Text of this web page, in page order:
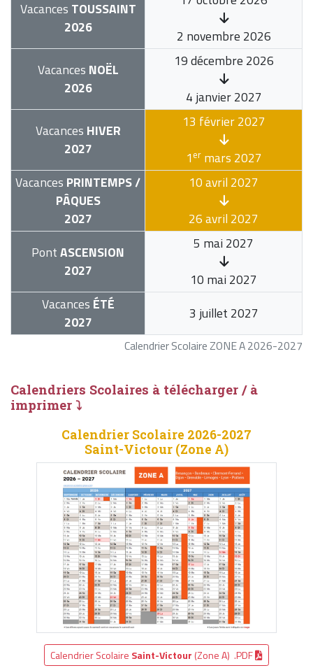
Calendrier Scolaire ZONE A 2026-2027
Vacances TOUSSAINT
2026
2 novembre 2026
Vacances NOËL
2026
19 décembre 2026
4 janvier 2027
Vacances HIVER
2027
13 février 2027
1ermars 2027
Vacances PRINTEMPS /
PÂQUES
2027
10 avril 2027
26 avril 2027
PontASCENSION
2027
5 mai 2027
10 mai 2027
Vacances ÉTÉ
2027
3 juillet 2027
Calendriers Scolaires à télécharger / à
imprimer ⤵
Calendrier Scolaire 2026-2027
Saint-Victour (Zone A)
Calendrier Scolaire Saint-Victour (Zone A) .PDF